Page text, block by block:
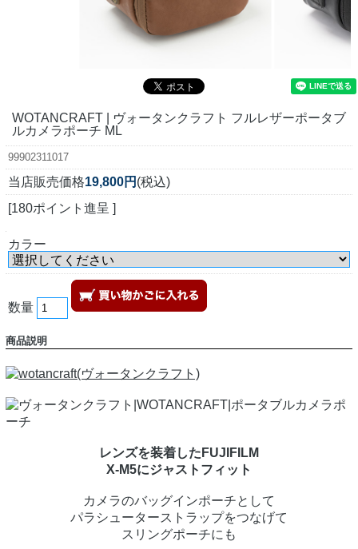
WOTANCRAFT | ヴォータンクラフト フルレザーポータブ
ルカメラポーチ ML
99902311017
当店販売価格19,800円 (税込)
[180ポイント進呈 ]
カラー
数量
商品説明
レンズを装着したFUJIFILM
X-M5にジャストフィット
カメラのバッグインポーチとして
パラシューターストラップをつなげて
スリングポーチにも